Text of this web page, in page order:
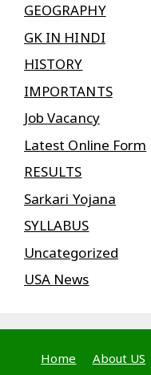
GEOGRAPHY
GK IN HINDI
HISTORY
IMPORTANTS
Job Vacancy
Latest Online Form
RESULTS
Sarkari Yojana
SYLLABUS
Uncategorized
USA News
Home About US